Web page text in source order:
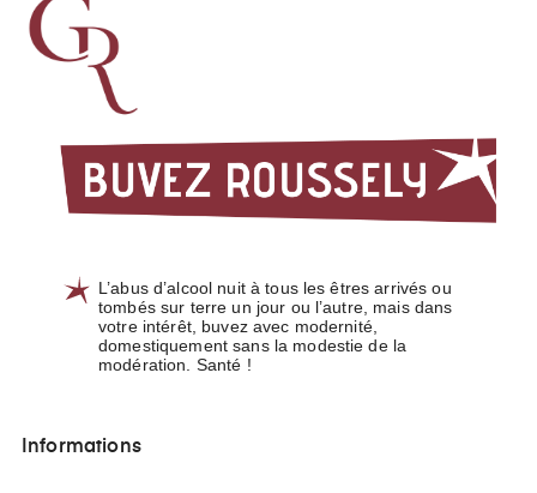
L’abus d’alcool nuit à tous les êtres arrivés ou
tombés sur terre un jour ou l’autre, mais dans
votre intérêt, buvez avec modernité,
domestiquement sans la modestie de la
modération. Santé !
Informations